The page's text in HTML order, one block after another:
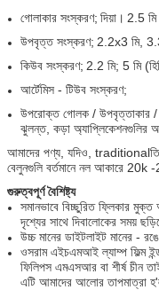
গোলাকার সংস্করণ; দিয়া। 2.5 মি
উপবৃত্ত সংস্করণ; 2.2x3 মি,
কিউব সংস্করণ; 2.2 মি; 5 মি
আর্টেমিস - টিউব সংস্করণ;
উপরোক্ত গোলক / উপবৃত্তাকার /
ঝুলন্ত, কড়া অ্যাপ্লিকেশনগুলির
আমাদের পণ্য, যদিও,
বেলুনগুলি বর্তমানে নল আকারে
গুরুত্বপূর্ণ বৈশিষ্ট্য
সমানভাবে বিচ্ছুরিত ফ্লিকার
দৃশ্যের সাথে দিবালোকের সময়
উচ্চ মানের ডাইটলাইট মানের -
ওসরাম এইচএমআই ল্যাম্প ফিল্ম
ফিলিপস এমএসআর বা শীর্ষ চীন
এটি আমাদের আলোর তাপমাত্রা